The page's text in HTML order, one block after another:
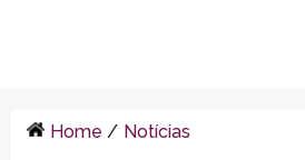
Home / Notícias